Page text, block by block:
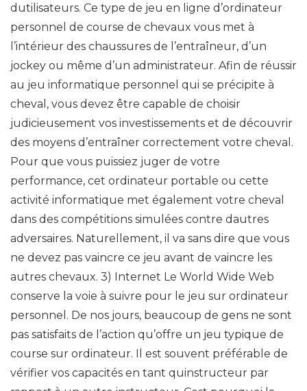
dutilisateurs. Ce type de jeu en ligne d’ordinateur
personnel de course de chevaux vous met à
l’intérieur des chaussures de l’entraîneur, d’un
jockey ou même d’un administrateur. Afin de réussir
au jeu informatique personnel qui se précipite à
cheval, vous devez être capable de choisir
judicieusement vos investissements et de découvrir
des moyens d’entraîner correctement votre cheval.
Pour que vous puissiez juger de votre
performance, cet ordinateur portable ou cette
activité informatique met également votre cheval
dans des compétitions simulées contre dautres
adversaires. Naturellement, il va sans dire que vous
ne devez pas vaincre ce jeu avant de vaincre les
autres chevaux. 3) Internet Le World Wide Web
conserve la voie à suivre pour le jeu sur ordinateur
personnel. De nos jours, beaucoup de gens ne sont
pas satisfaits de l’action qu’offre un jeu typique de
course sur ordinateur. Il est souvent préférable de
vérifier vos capacités en tant quinstructeur par